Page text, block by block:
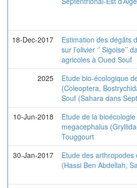
18-Dec-2017
Estimation des dégâts
sur l’olivier ‘’
agricoles à Oued Souf
2025
Etude bio-écologique
(Coleoptera,
Souf (Sahara dans
10-Jun-2018
Etude de la
megacephalus
Touggourt
30-Jan-2017
Etude des
(Hassi Ben Abdellah,